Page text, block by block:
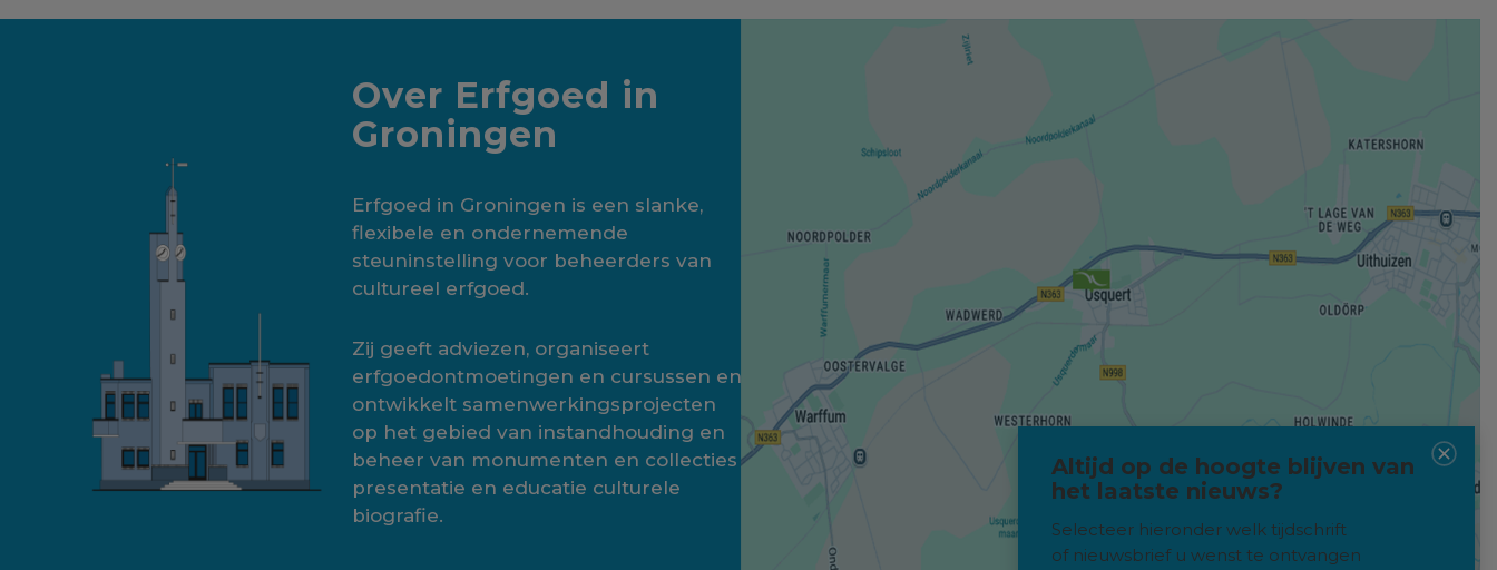
Over Erfgoed in
Groningen
Erfgoed in Groningen is een slanke,
flexibele en ondernemende
steuninstelling voor beheerders van
cultureel erfgoed.
Zij geeft adviezen, organiseert
erfgoedontmoetingen en cursussen en
ontwikkelt samenwerkingsprojecten
op het gebied van instandhouding en
beheer van monumenten en collecties
presentatie en educatie culturele
biografie.
Altijd op de hoogte blijven van
het laatste nieuws?
Selecteer hieronder welk tijdschrift
of nieuwsbrief u wenst te ontvangen